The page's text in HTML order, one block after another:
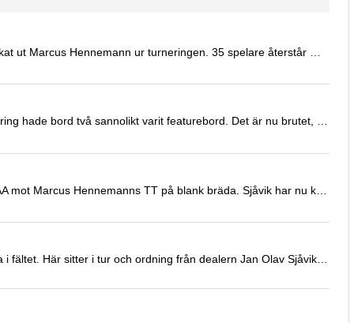
Hade det här varit en TV-sänd turnering hade bord två sannolikt varit featurebord. Det är nu brutet, och därmed har Christopher Andler, Nicklas Antonsson, Jan Olaf Sjåvik, Tobias Grahn, Matz Svensén, Jesper Persson och Marcus Hennemann fått nya platser.
Bord två är ett av de mer intressanta i fältet. Här sitter i tur och ordning från dealern Jan Olav Sjåvik, Christopher Andler, Tobias Grahn (inte fotbollsspelaren), Niclas Antonsson, Marcus Hennemann, Jesper Persson, Klas Olsson och Matz Svensén. Det har…